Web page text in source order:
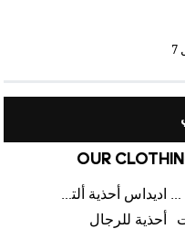
OUR
أحذية كرة القدم للرجال
اديداس أحذية ألترا بوست للرجال
أحذية للرجال